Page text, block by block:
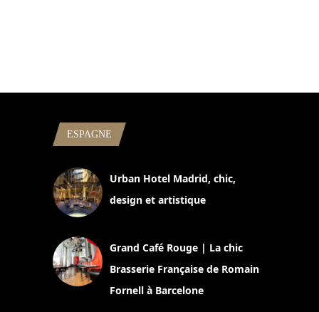
ESPAGNE
Urban Hotel Madrid, chic,
design et artistique
Grand Café Rouge | La chic
Brasserie Française de Romain
Fornell à Barcelone